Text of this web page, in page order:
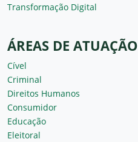
Transformação Digital
ÁREAS DE ATUAÇÃO
Cível
Criminal
Direitos Humanos
Consumidor
Educação
Eleitoral